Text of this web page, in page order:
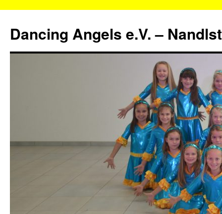
springen
Dancing Angels e.V. –